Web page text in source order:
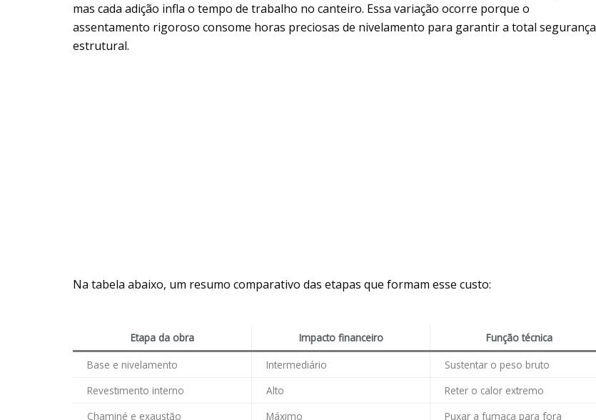
mas cada adição infla o tempo de trabalho no canteiro. Essa variação ocorre porque o
assentamento rigoroso consome horas preciosas de nivelamento para garantir a total segurança
estrutural.
Na tabela abaixo, um resumo comparativo das etapas que formam esse custo:
Etapa da obra Impacto financeiro
Função técnica
Base e nivelamento
Intermediário
Sustentar o peso bruto
Revestimento interno
Alto
Reter o calor extremo
Chaminé e exaustão
Máximo Puxar a fumaça para fora